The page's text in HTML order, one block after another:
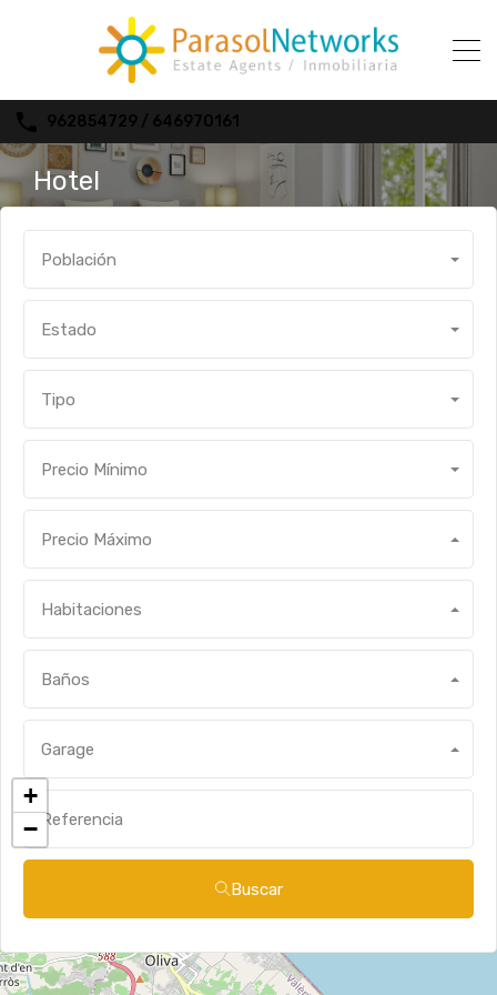
962854729 / 646970161
Hotel
Población
Estado
Tipo
Precio Mínimo
Precio Máximo
Habitaciones
Baños
Garage
Buscar
+
−